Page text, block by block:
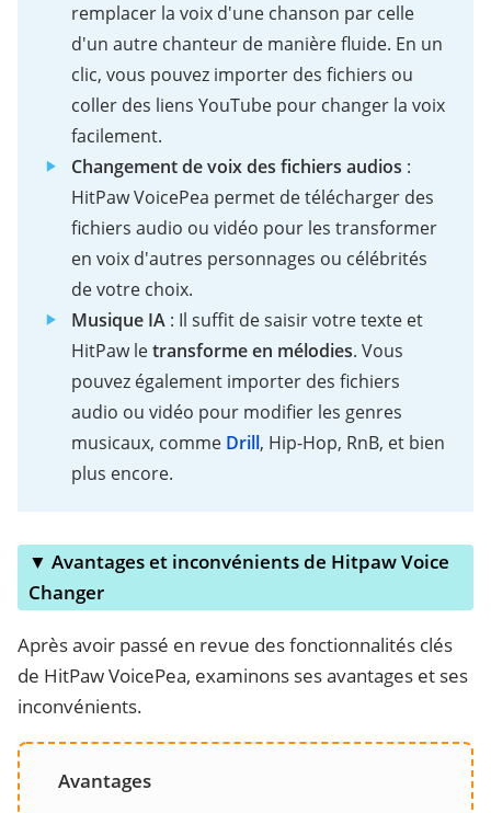
remplacer la voix d'une chanson par celle
d'un autre chanteur de manière fluide. En un
clic, vous pouvez importer des fichiers ou
coller des liens YouTube pour changer la voix
facilement.
Changement de voix des fichiers audios :
HitPaw VoicePea permet de télécharger des
fichiers audio ou vidéo pour les transformer
en voix d'autres personnages ou célébrités
de votre choix.
Musique IA : Il suffit de saisir votre texte et
HitPaw letransforme en mélodies. Vous
pouvez également importer des fichiers
audio ou vidéo pour modifier les genres
musicaux, comme Drill, Hip-Hop, RnB, et bien
plus encore.
▼ Avantages et inconvénients de Hitpaw Voice
Changer
Après avoir passé en revue des fonctionnalités clés
de HitPaw VoicePea, examinons ses avantages et ses
inconvénients.
Avantages